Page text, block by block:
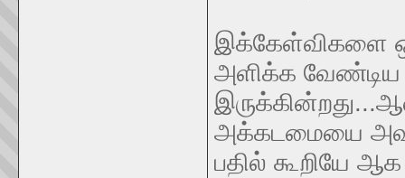
இக்கேள்விகளை
அளிக்க வேண்டிய
அக்கடமையை
பதில் கூறியே